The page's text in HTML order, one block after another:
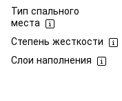
Тип спального
места
Степень жесткости
Слои наполнения